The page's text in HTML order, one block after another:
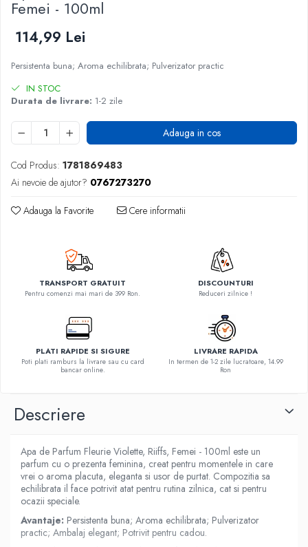
Femei - 100ml
114,99 Lei
Persistenta buna; Aroma echilibrata; Pulverizator practic
IN STOC
Durata de livrare: 1-2 zile
Adauga in cos
Cod Produs: 1781869483
Ai nevoie de ajutor? 0767273270
Adauga la Favorite Cere informatii
TRANSPORT GRATUIT
Pentru comenzi mai mari de 399 Ron.
DISCOUNTURI
Reduceri zilnice !
PLATI RAPIDE SI SIGURE
Poti plati ramburs la livrare sau cu card
bancar online.
LIVRARE RAPIDA
In termen de 1-2 zile lucratoare, 14.99
Ron
Descriere
Apa de Parfum Fleurie Violette, Riiffs, Femei - 100ml este un
parfum cu o prezenta feminina, creat pentru momentele in care
vrei o aroma placuta, eleganta si usor de purtat. Compozitia sa
echilibrata il face potrivit atat pentru rutina zilnica, cat si pentru
ocazii speciale.
Avantaje: Persistenta buna; Aroma echilibrata; Pulverizator
practic; Ambalaj elegant; Potrivit pentru cadou.